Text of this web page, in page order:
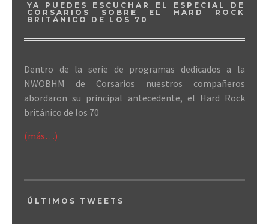
YA PUEDES ESCUCHAR EL ESPECIAL DE
CORSARIOS SOBRE EL HARD ROCK
BRITÁNICO DE LOS 70
Dentro de la serie de programas dedicados a la
NWOBHM de Corsarios nuestros compañeros
abordaron su principal antecedente, el Hard Rock
británico de los 70
(más…)
ÚLTIMOS TWEETS